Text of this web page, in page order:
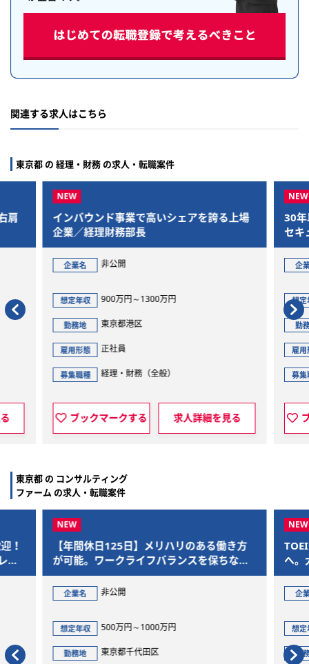
関連する求人はこちら
東京都 の 経理・財務 の求人・転職案件
肩
インバウンド事業で高いシェアを誇る上場
企業／経理財務部長
企業名 非公開
想定年収 900万円～1300万円
勤務地 東京都港区
雇用形態 正社員
募集職種 経理・財務（全般）
ブックマークする 求人詳細を見る
30年
セキ
タリ
企
想定
勤
雇用
募集
東京都 の コンサルティング
ファーム の求人・転職案件
！
ー
【年間休日125日】メリハリのある働き方
が可能。ワークライフバランスを保ちなが
ら、M&Aを通じた社会的意義の大きいプロ
ジェクトに参画できます
企業名 非公開
想定年収 500万円～1000万円
勤務地 東京都千代田区
へ。
準の
企
想定
勤